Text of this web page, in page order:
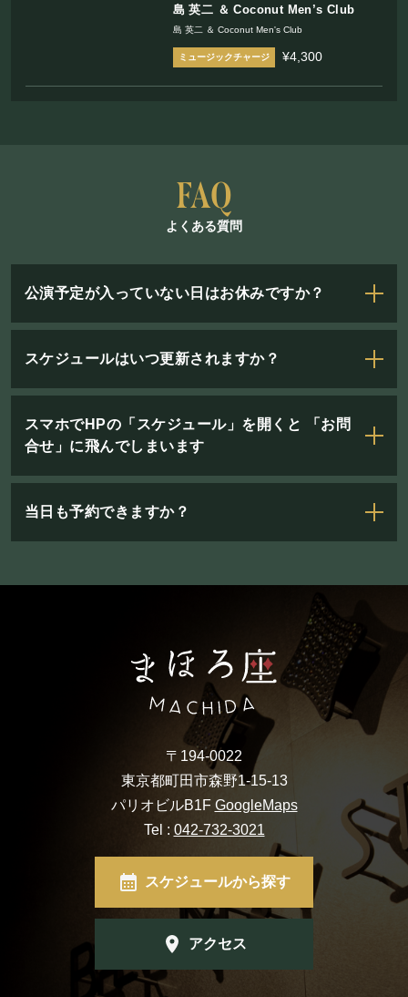
島 英二 ＆ Coconut Men’s Club
島 英二 ＆ Coconut Men's Club
¥4,300
よくある質問
公演予定が入っていない日はお休みですか？
スケジュールはいつ更新されますか？
スマホでHPの「スケジュール」を開くと 「お問
合せ」に飛んでしまいます
当日も予約できますか？
〒194-0022
東京都町田市森野1-15-13
パリオビルB1F GoogleMaps
Tel : 042-732-3021
スケジュールから探す
アクセス